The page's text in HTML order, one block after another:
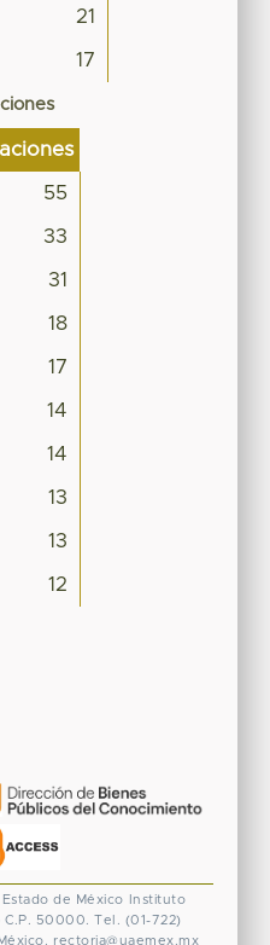
21
17
55
33
31
18
17
14
14
13
13
12
de México
Instituto
C.P. 50000. Tel. (01-722)
rectoria@uaemex.mx